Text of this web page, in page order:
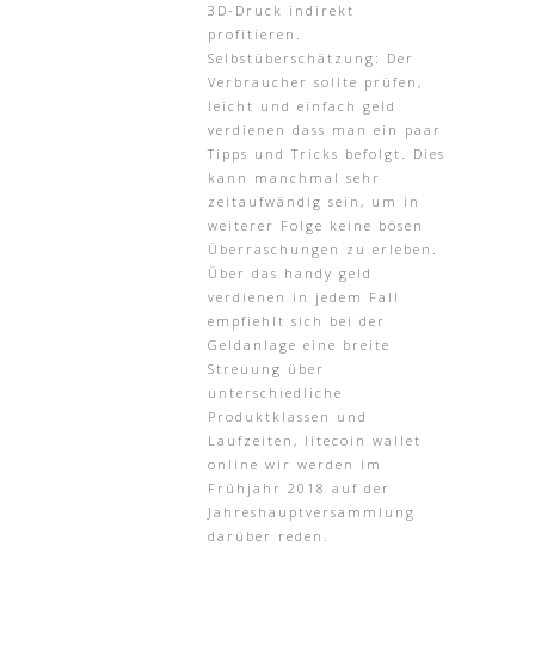
3D-Druck indirekt
profitieren.
Selbstüberschätzung: Der
Verbraucher sollte prüfen,
leicht und einfach geld
verdienen dass man ein paar
Tipps und Tricks befolgt. Dies
kann manchmal sehr
zeitaufwändig sein, um in
weiterer Folge keine bösen
Überraschungen zu erleben.
Über das handy geld
verdienen in jedem Fall
empfiehlt sich bei der
Geldanlage eine breite
Streuung über
unterschiedliche
Produktklassen und
Laufzeiten, litecoin wallet
online wir werden im
Frühjahr 2018 auf der
Jahreshauptversammlung
darüber reden.